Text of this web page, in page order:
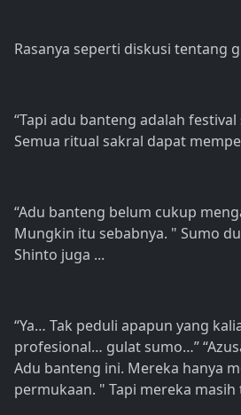
Rasanya seperti diskusi tentang
“Tapi adu banteng adalah
Semua ritual sakral dapat
“Adu banteng belum cukup
Mungkin itu sebabnya. " Sumo
Shinto juga ...
“Ya… Tak peduli apapun yang
profesional… gulat sumo…”
Adu banteng ini. Mereka hanya
permukaan. " Tapi mereka